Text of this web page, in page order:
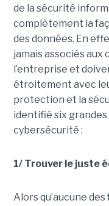
de la sécurité
complètement la
des données. En
jamais associés
l’entreprise et
étroitement avec
protection et la
identifié six
cybersécurité :
1/ Trouver le juste
Alors qu’aucune